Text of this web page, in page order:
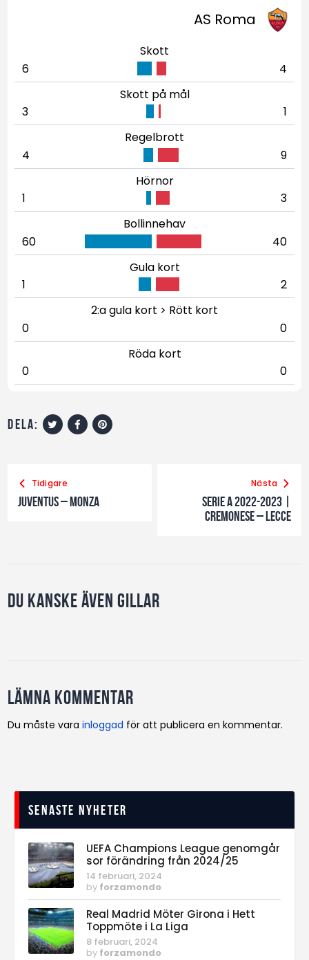
AS Roma
Skott
6
4
Skott på mål
3
1
Regelbrott
4
9
Hörnor
1
3
Bollinnehav
60
40
Gula kort
1
2
2:a gula kort > Rött kort
0
0
Röda kort
0
0
dela:
Tidigare
Juventus – Monza
Nästa
Serie A 2022-2023 |
Cremonese – Lecce
Du kanske även gillar
Lämna kommentar
Du måste varainloggad för att publicera en kommentar.
Senaste nyheter
UEFA Champions League genomgår
sor förändring från 2024/25
14 februari, 2024
by forzamondo
Real Madrid Möter Girona i Hett
Toppmöte i La Liga
8 februari, 2024
by forzamondo